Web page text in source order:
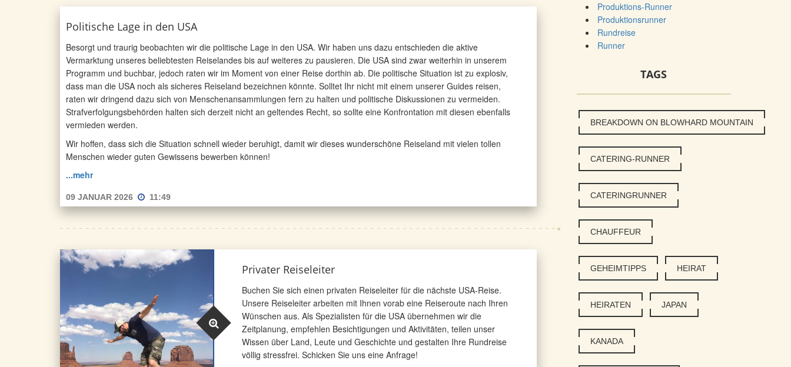
Politische Lage in den USA
Besorgt und traurig beobachten wir die politische Lage in den USA. Wir haben uns dazu entschieden die aktive
Vermarktung unseres beliebtesten Reiselandes bis auf weiteres zu pausieren. Die USA sind zwar weiterhin in unserem
Programm und buchbar, jedoch raten wir im Moment von einer Reise dorthin ab. Die politische Situation ist zu explosiv,
dass man die USA noch als sicheres Reiseland bezeichnen könnte. Solltet Ihr nicht mit einem unserer Guides reisen,
raten wir dringend dazu sich von Menschenansammlungen fern zu halten und politische Diskussionen zu vermeiden.
Strafverfolgungsbehörden halten sich derzeit nicht an geltendes Recht, so sollte eine Konfrontation mit diesen ebenfalls
vermieden werden.
Wir hoffen, dass sich die Situation schnell wieder beruhigt, damit wir dieses wunderschöne Reiseland mit vielen tollen
Menschen wieder guten Gewissens bewerben können!
...mehr
09 JANUAR 2026 11:49
Privater Reiseleiter
Buchen Sie sich einen privaten Reiseleiter für die nächste USA-Reise.
Unsere Reiseleiter arbeiten mit Ihnen vorab eine Reiseroute nach Ihren
Wünschen aus. Als Spezialisten für die USA übernehmen wir die
Zeitplanung, empfehlen Besichtigungen und Aktivitäten, teilen unser
Wissen über Land, Leute und Geschichte und gestalten Ihre Rundreise
völlig stressfrei. Schicken Sie uns eine Anfrage!
Produktions-Runner
Produktionsrunner
Rundreise
Runner
TAGS
BREAKDOWN ON BLOWHARD MOUNTAIN
CATERING-RUNNER
CATERINGRUNNER
CHAUFFEUR
GEHEIMTIPPS HEIRAT
HEIRATEN JAPAN
KANADA